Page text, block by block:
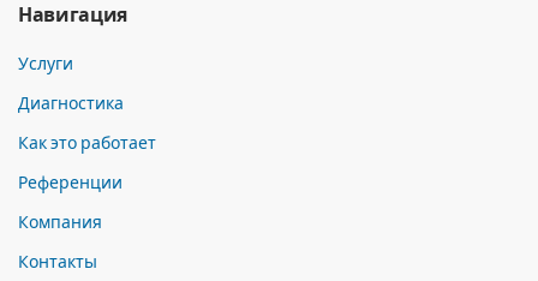
Навигация
Услуги
Диагностика
Как это работает
Референции
Компания
Контакты